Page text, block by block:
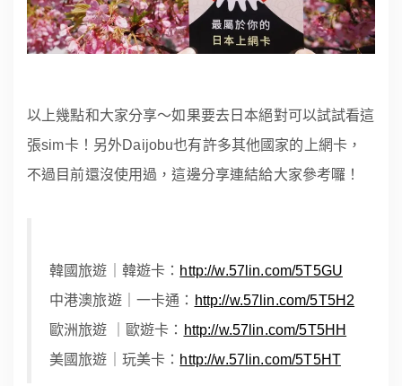
以上幾點和大家分享～如果要去日本絕對可以試試看這
張sim卡！另外Daijobu也有許多其他國家的上網卡，
不過目前還沒使用過，這邊分享連結給大家參考囉！
韓國旅遊｜韓遊卡： http://w.57lin.com/5T5GU
中港澳旅遊｜一卡通： http://w.57lin.com/5T5H2
歐洲旅遊 ｜歐遊卡： http://w.57lin.com/5T5HH
美國旅遊｜玩美卡： http://w.57lin.com/5T5HT